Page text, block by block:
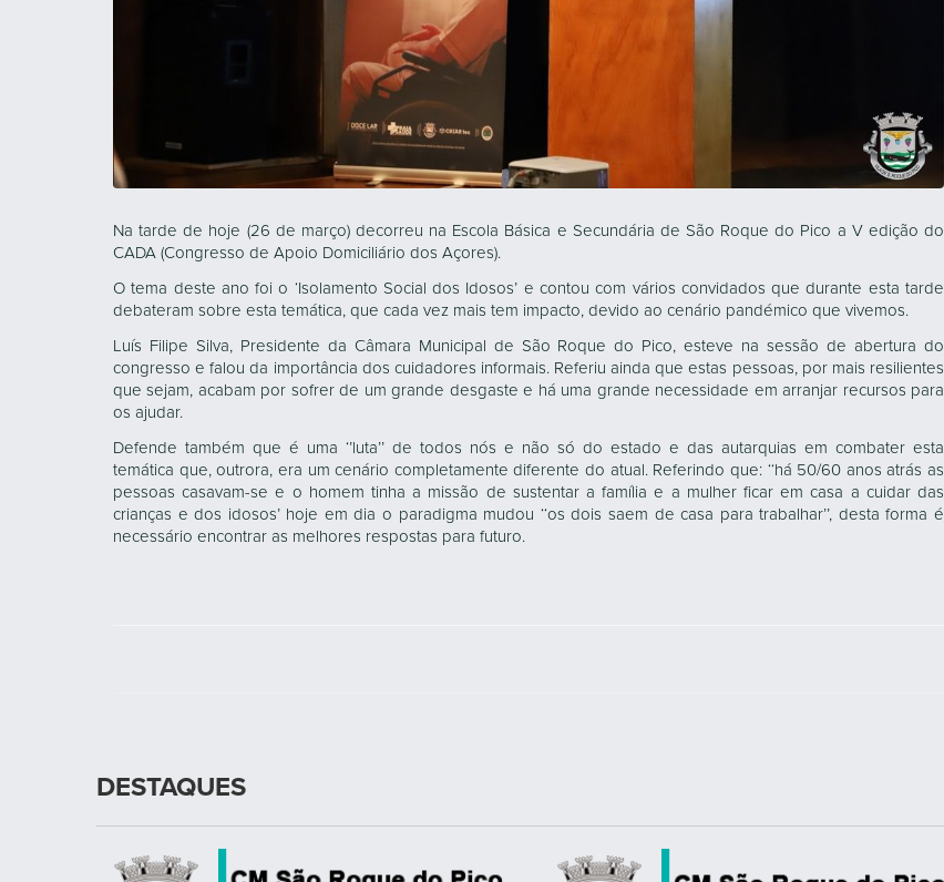
Na tarde de hoje (26 de março) decorreu na Escola Básica e Secundária de São Roque do Pico a V edição do
CADA (Congresso de Apoio Domiciliário dos Açores).
O tema deste ano foi o ‘Isolamento Social dos Idosos’ e contou com vários convidados que durante esta tarde
debateram sobre esta temática, que cada vez mais tem impacto, devido ao cenário pandémico que vivemos.
Luís Filipe Silva, Presidente da Câmara Municipal de São Roque do Pico, esteve na sessão de abertura do
congresso e falou da importância dos cuidadores informais. Referiu ainda que estas pessoas, por mais resilientes
que sejam, acabam por sofrer de um grande desgaste e há uma grande necessidade em arranjar recursos para
os ajudar.
Defende também que é uma ‘’luta’’ de todos nós e não só do estado e das autarquias em combater esta
temática que, outrora, era um cenário completamente diferente do atual. Referindo que: ‘‘há 50/60 anos atrás as
pessoas casavam-se e o homem tinha a missão de sustentar a família e a mulher ficar em casa a cuidar das
crianças e dos idosos’ hoje em dia o paradigma mudou ‘‘os dois saem de casa para trabalhar’’, desta forma é
necessário encontrar as melhores respostas para futuro.
DESTAQUES